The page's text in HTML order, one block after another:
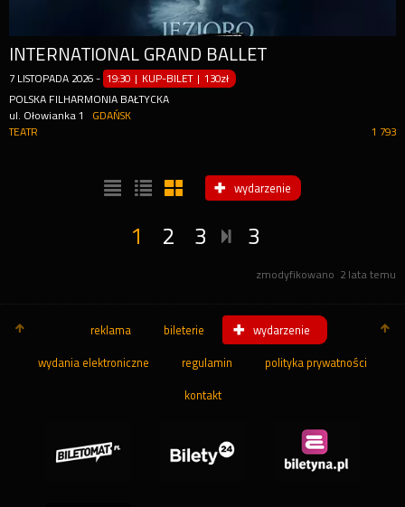
INTERNATIONAL GRAND BALLET
7 LISTOPADA 2026 - 19:30 | KUP-BILET |130zł
POLSKA FILHARMONIA BAŁTYCKA
ul. Ołowianka 1
GDAŃSK
1 793
TEATR
wydarzenie
1 2 3 3
zmodyfikowano 2 lata temu
reklama bileterie wydarzenie
wydania elektroniczne regulamin polityka prywatności
kontakt